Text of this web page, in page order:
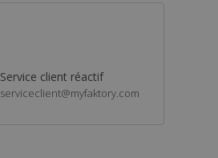
Service client réactif
serviceclient@myfaktory.com